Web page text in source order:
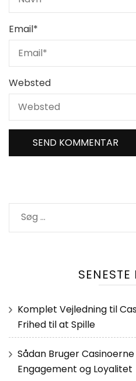
Email*
Websted
Søg
efter:
Komplet Vejledning til
Frihed til at Spille
Sådan Bruger
Engagement og Loyalitet